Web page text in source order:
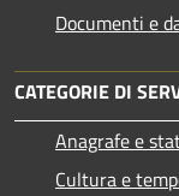
Documenti e
CATEGORIE DI
Anagrafe e
Cultura e